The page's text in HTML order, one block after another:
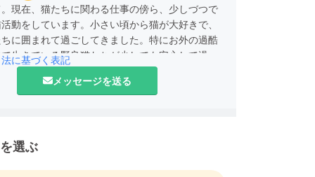
現在、猫たちに関わる仕事の傍ら、少しづつで
動をしています。小さい頃から猫が大好きで、
に囲まれて過ごしてきました。特にお外の過酷
生きている野良猫たちが少しでも安心して過ご
と活動しています。人間と猫たちが平和に暮ら
会となるように心から願います。
に基づく表記
メッセージを送る
選ぶ